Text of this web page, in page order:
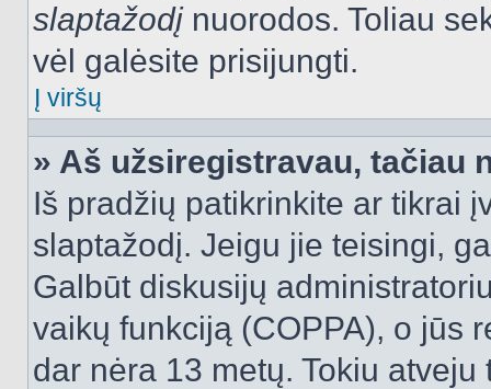
slaptažodįnuorodos. Toliau
vėl galėsite prisijungti.
Į viršų
» Aš užsiregistravau, tačiau
Iš pradžių patikrinkite ar tikrai
slaptažodį. Jeigu jie teisingi,
Galbūt diskusijų
vaikų funkciją (COPPA), o jūs
dar nėra 13 metų. Tokiu